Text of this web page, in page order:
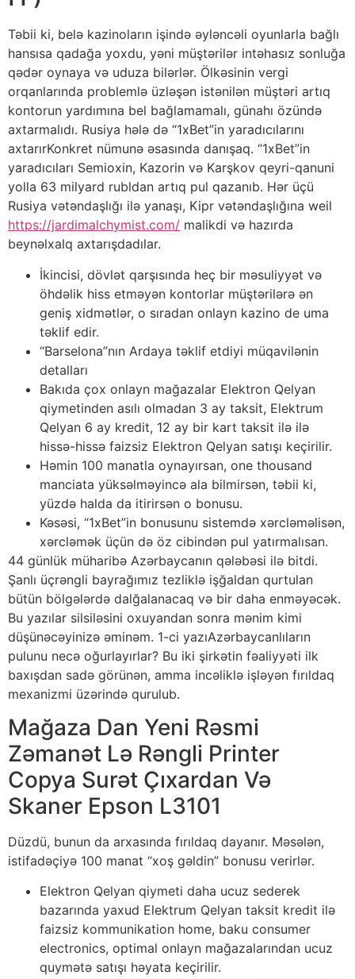
Təbii ki, belə kazinoların işində əyləncəli oyunlarla bağlı
hansısa qadağa yoxdu, yəni müştərilər intəhasız sonluğa
qədər oynaya və uduza bilərlər. Ölkəsinin vergi
orqanlarında problemlə üzləşən istənilən müştəri artıq
kontorun yardımına bel bağlamamalı, günahı özündə
axtarmalıdı. Rusiya hələ də “1xBet”in yaradıcılarını
axtarırKonkret nümunə əsasında danışaq. “1xBet”in
yaradıcıları Semioxin, Kazorin və Karşkov qeyri-qanuni
yolla 63 milyard rubldan artıq pul qazanıb. Hər üçü
Rusiya vətəndaşlığı ilə yanaşı, Kipr vətəndaşlığına weil
https://jardimalchymist.com/ malikdi və hazırda
beynəlxalq axtarışdadılar.
İkincisi, dövlət qarşısında heç bir məsuliyyət və
öhdəlik hiss etməyən kontorlar müştərilərə ən
geniş xidmətlər, o sıradan onlayn kazino de uma
təklif edir.
“Barselona”nın Ardaya təklif etdiyi müqavilənin
detalları
Bakıda çox onlayn mağazalar Elektron Qelyan
qiymetinden asılı olmadan 3 ay taksit, Elektrum
Qelyan 6 ay kredit, 12 ay bir kart taksit ilə ilə
hissə-hissə faizsiz Elektron Qelyan satışı keçirilir.
Həmin 100 manatla oynayırsan, one thousand
manciata yüksəlməyincə ala bilmirsən, təbii ki,
yüzdə halda da itirirsən o bonusu.
Kəsəsi, “1xBet”in bonusunu sistemdə xərcləməlisən,
xərcləmək üçün də öz cibindən pul yatırmalısan.
44 günlük müharibə Azərbaycanın qələbəsi ilə bitdi.
Şanlı üçrəngli bayrağımız tezliklə işğaldan qurtulan
bütün bölgələrdə dalğalanacaq və bir daha enməyəcək.
Bu yazılar silsiləsini oxuyandan sonra mənim kimi
düşünəcəyinizə əminəm. 1-ci yazıAzərbaycanlıların
pulunu necə oğurlayırlar? Bu iki şirkətin fəaliyyəti ilk
baxışdan sadə görünən, amma incəliklə işləyən fırıldaq
mexanizmi üzərində qurulub.
Mağaza Dan Yeni Rəsmi
Zəmanət Lə Rəngli Printer
Copya Surət Çıxardan Və
Skaner Epson L3101
Düzdü, bunun da arxasında fırıldaq dayanır. Məsələn,
istifadəçiyə 100 manat “xoş gəldin” bonusu verirlər.
Elektron Qelyan qiymeti daha ucuz sederek
bazarında yaxud Elektrum Qelyan taksit kredit ilə
faizsiz kommunikation home, baku consumer
electronics, optimal onlayn mağazalarından ucuz
quymətə satışı həyata keçirilir.